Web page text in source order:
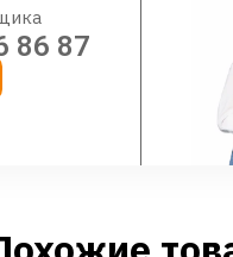
86 87